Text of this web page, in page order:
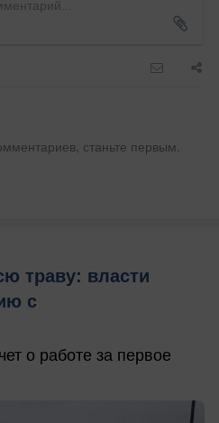
станьте первым.
траву: власти
с
о работе за первое